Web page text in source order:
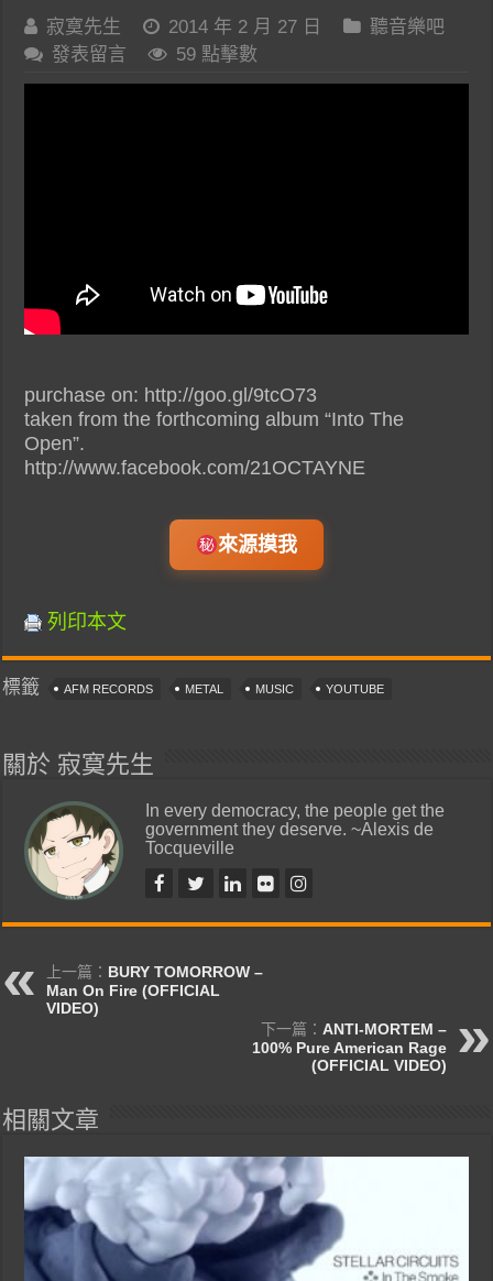
寂寞先生 2014 年 2 月 27 日
聽音樂吧
發表留言
59 點擊數
purchase on: http://goo.gl/9tcO73
taken from the forthcoming album “Into The
Open”.
http://www.facebook.com/21OCTAYNE
來源摸我
列印本文
標籤 AFM RECORDS METAL MUSIC YOUTUBE
關於 寂寞先生
In every democracy, the people get the
government they deserve. ~Alexis de
Tocqueville
上一篇： BURY TOMORROW –
Man On Fire (OFFICIAL
VIDEO)
下一篇： ANTI-MORTEM –
100% Pure American Rage
(OFFICIAL VIDEO)
相關文章